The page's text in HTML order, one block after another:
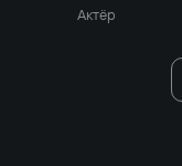
Актёр